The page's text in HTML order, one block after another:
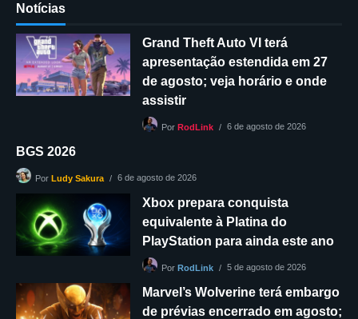
Notícias
Grand Theft Auto VI terá
apresentação estendida em 27
de agosto; veja horário e onde
assistir
PorRodLink 6 de agosto de 2026
BGS 2026
PorLudy Sakura 6 de agosto de 2026
Xbox prepara conquista
equivalente à Platina do
PlayStation para ainda este ano
PorRodLink 5 de agosto de 2026
Marvel’s Wolverine terá embargo
de prévias encerrado em agosto;